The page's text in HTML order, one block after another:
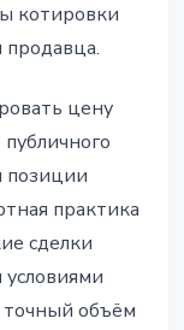
котировки
продавца.
цену
позиции
практика
сделки
объём